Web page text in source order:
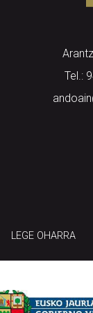
Tel.:
LEGE OHARRA